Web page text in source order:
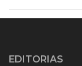
EDITORIAS